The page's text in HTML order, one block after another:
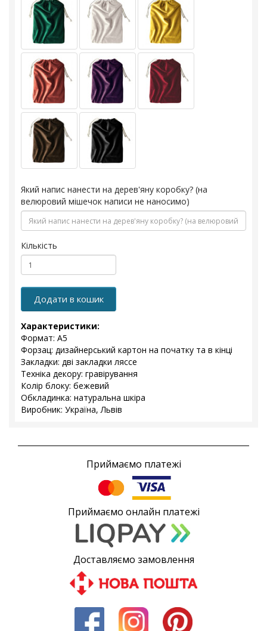
Який напис нанести на дерев'яну коробку? (на
велюровий мішечок написи не наносимо)
Кількість
Додати в кошик
Характеристики:
Формат: А5
Форзац: дизайнерський картон на початку та в кінці
Закладки: дві закладки ляссе
Техніка декору: гравірування
Колір блоку: бежевий
Обкладинка: натуральна шкіра
Виробник: Україна, Львів
Приймаємо платежі
Приймаємо онлайн платежі
Доставляємо замовлення